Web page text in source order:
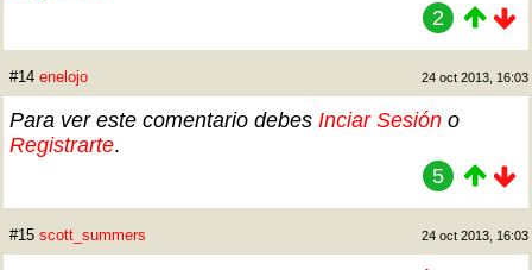
2
#14 enelojo 24 oct 2013, 16:03
Para ver este comentario debes Inciar Sesión o
Registrarte.
5
#15 scott_summers 24 oct 2013, 16:03